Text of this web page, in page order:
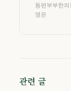
동편부부한
영은
관련 글